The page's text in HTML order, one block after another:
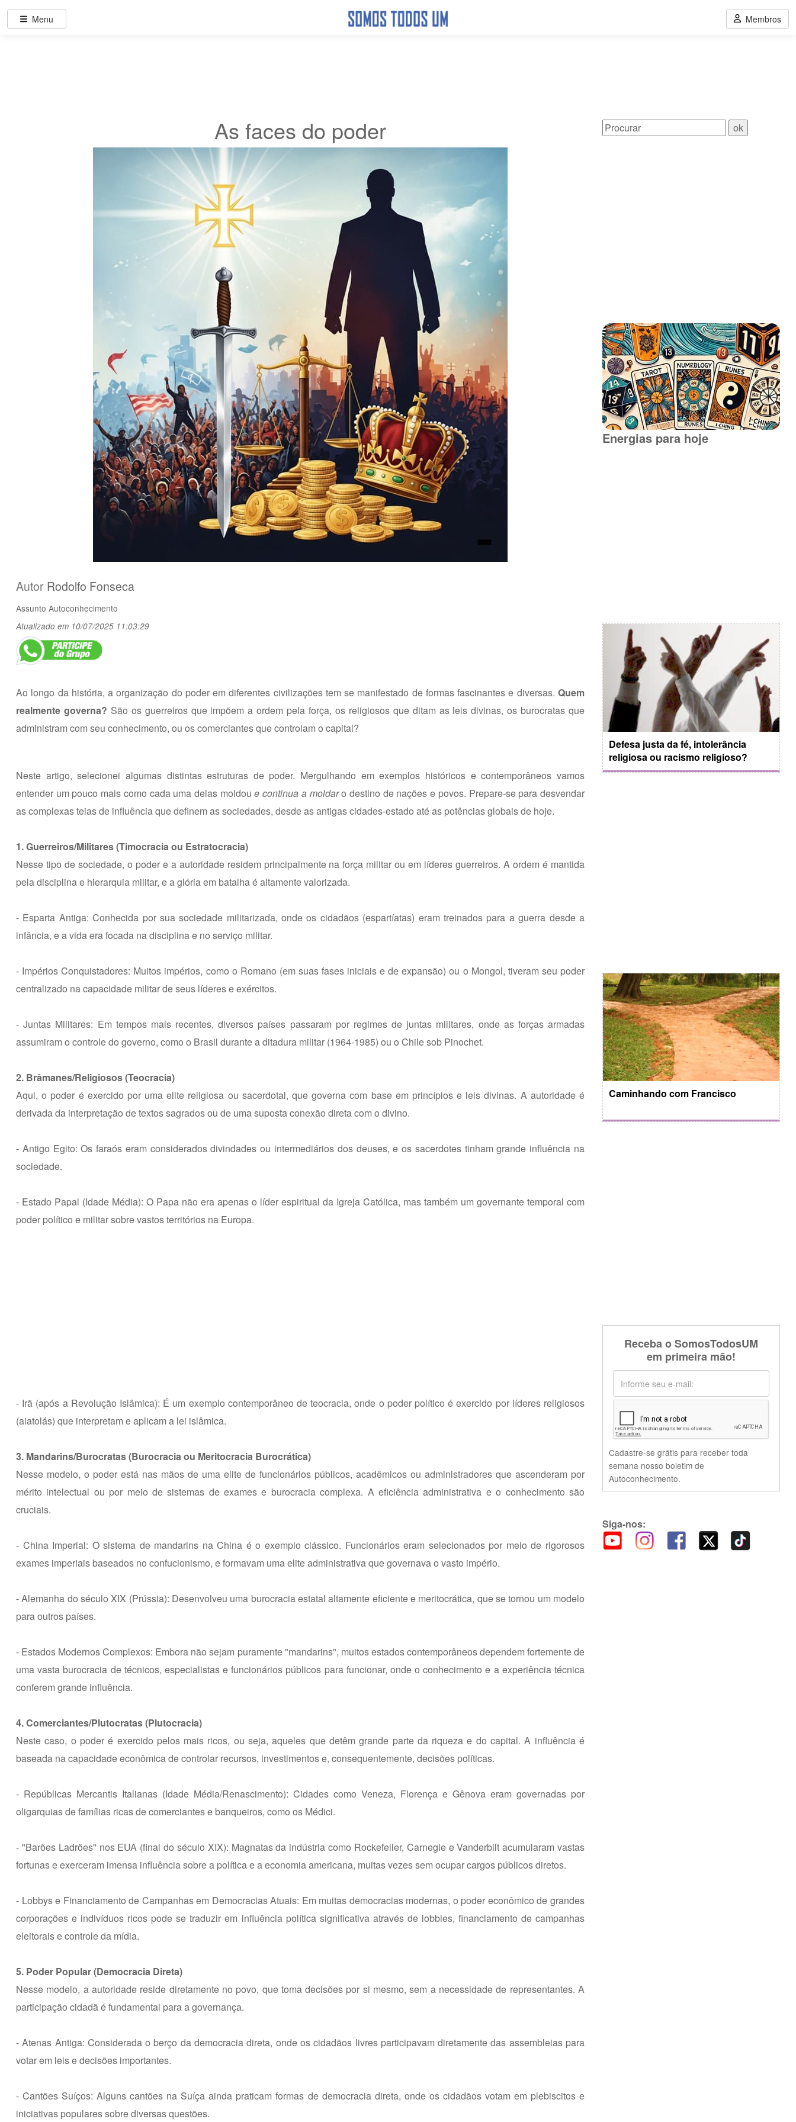
As faces do poder
Autor Rodolfo Fonseca
Assunto Autoconhecimento
Atualizado em 10/07/2025 11:03:29
Ao longo da história, a organização do poder em diferentes civilizações tem se manifestado de formas fascinantes e diversas. Quem
realmente governa? São os guerreiros que impõem a ordem pela força, os religiosos que ditam as leis divinas, os burocratas que
administram com seu conhecimento, ou os comerciantes que controlam o capital?
Neste artigo, selecionei algumas distintas estruturas de poder. Mergulhando em exemplos históricos e contemporâneos vamos
entender um pouco mais como cada uma delas moldoue continua a moldaro destino de nações e povos. Prepare-se para desvendar
as complexas teias de influência que definem as sociedades, desde as antigas cidades-estado até as potências globais de hoje.
1. Guerreiros/Militares (Timocracia ou Estratocracia)
Nesse tipo de sociedade, o poder e a autoridade residem principalmente na força militar ou em líderes guerreiros. A ordem é mantida
pela disciplina e hierarquia militar, e a glória em batalha é altamente valorizada.
- Esparta Antiga: Conhecida por sua sociedade militarizada, onde os cidadãos (espartíatas) eram treinados para a guerra desde a
infância, e a vida era focada na disciplina e no serviço militar.
- Impérios Conquistadores: Muitos impérios, como o Romano (em suas fases iniciais e de expansão) ou o Mongol, tiveram seu poder
centralizado na capacidade militar de seus líderes e exércitos.
- Juntas Militares: Em tempos mais recentes, diversos países passaram por regimes de juntas militares, onde as forças armadas
assumiram o controle do governo, como o Brasil durante a ditadura militar (1964-1985) ou o Chile sob Pinochet.
2. Brâmanes/Religiosos (Teocracia)
Aqui, o poder é exercido por uma elite religiosa ou sacerdotal, que governa com base em princípios e leis divinas. A autoridade é
derivada da interpretação de textos sagrados ou de uma suposta conexão direta com o divino.
- Antigo Egito: Os faraós eram considerados divindades ou intermediários dos deuses, e os sacerdotes tinham grande influência na
sociedade.
- Estado Papal (Idade Média): O Papa não era apenas o líder espiritual da Igreja Católica, mas também um governante temporal com
poder político e militar sobre vastos territórios na Europa.
- Irã (após a Revolução Islâmica): É um exemplo contemporâneo de teocracia, onde o poder político é exercido por líderes religiosos
(aiatolás) que interpretam e aplicam a lei islâmica.
3. Mandarins/Burocratas (Burocracia ou Meritocracia Burocrática)
Nesse modelo, o poder está nas mãos de uma elite de funcionários públicos, acadêmicos ou administradores que ascenderam por
mérito intelectual ou por meio de sistemas de exames e burocracia complexa. A eficiência administrativa e o conhecimento são
cruciais.
- China Imperial: O sistema de mandarins na China é o exemplo clássico. Funcionários eram selecionados por meio de rigorosos
exames imperiais baseados no confucionismo, e formavam uma elite administrativa que governava o vasto império.
- Alemanha do século XIX (Prússia): Desenvolveu uma burocracia estatal altamente eficiente e meritocrática, que se tornou um modelo
para outros países.
- Estados Modernos Complexos: Embora não sejam puramente "mandarins", muitos estados contemporâneos dependem fortemente de
uma vasta burocracia de técnicos, especialistas e funcionários públicos para funcionar, onde o conhecimento e a experiência técnica
conferem grande influência.
4. Comerciantes/Plutocratas (Plutocracia)
Neste caso, o poder é exercido pelos mais ricos, ou seja, aqueles que detêm grande parte da riqueza e do capital. A influência é
baseada na capacidade econômica de controlar recursos, investimentos e, consequentemente, decisões políticas.
- Repúblicas Mercantis Italianas (Idade Média/Renascimento): Cidades como Veneza, Florença e Gênova eram governadas por
oligarquias de famílias ricas de comerciantes e banqueiros, como os Médici.
- "Barões Ladrões" nos EUA (final do século XIX): Magnatas da indústria como Rockefeller, Carnegie e Vanderbilt acumularam vastas
fortunas e exerceram imensa influência sobre a política e a economia americana, muitas vezes sem ocupar cargos públicos diretos.
- Lobbys e Financiamento de Campanhas em Democracias Atuais: Em muitas democracias modernas, o poder econômico de grandes
corporações e indivíduos ricos pode se traduzir em influência política significativa através de lobbies, financiamento de campanhas
eleitorais e controle da mídia.
5. Poder Popular (Democracia Direta)
Nesse modelo, a autoridade reside diretamente no povo, que toma decisões por si mesmo, sem a necessidade de representantes. A
participação cidadã é fundamental para a governança.
- Atenas Antiga: Considerada o berço da democracia direta, onde os cidadãos livres participavam diretamente das assembleias para
votar em leis e decisões importantes.
- Cantões Suíços: Alguns cantões na Suíça ainda praticam formas de democracia direta, onde os cidadãos votam em plebiscitos e
iniciativas populares sobre diversas questões.
Energias para hoje
Defesa justa da fé, intolerância
religiosa ou racismo religioso?
Caminhando com Francisco
Receba o SomosTodosUM
em primeira mão!
Cadastre-se grátis para receber toda
semana nosso boletim de
Autoconhecimento.
Siga-nos:
Menu Membros